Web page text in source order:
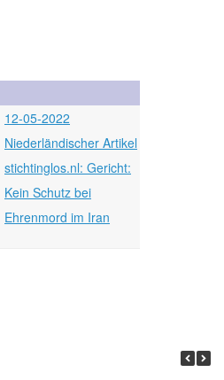
12-05-2022
Niederländischer Artikel
stichtinglos.nl: Gericht:
Kein Schutz bei
Ehrenmord im Iran